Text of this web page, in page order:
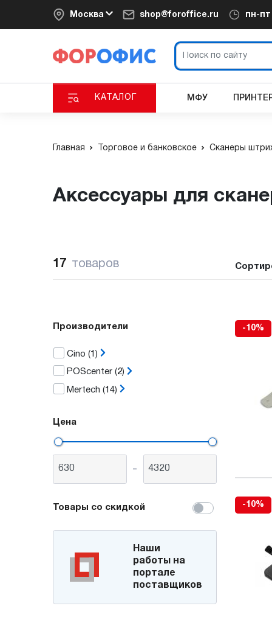
Москва shop@foroffice.ru пн-
КАТАЛОГ МФУ
Главная Торговое и банковское Сканеры
Аксессуары для
17 товаров
Производители
Cino (1)
POScenter (2)
Mertech (14)
Цена
-
Товары со скидкой
Наши
работы на
портале
поставщиков
-10%
-10%